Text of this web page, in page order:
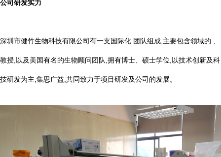
公司研发实力
深圳市健竹生物科技有限公司有一支国际化 团队组成,主要包含领域的 、
教授,以及美国有名的生物顾问团队,拥有博士、硕士学位,以技术创新及科
技研发为主,集思广益,共同致力于项目研发及公司的发展。